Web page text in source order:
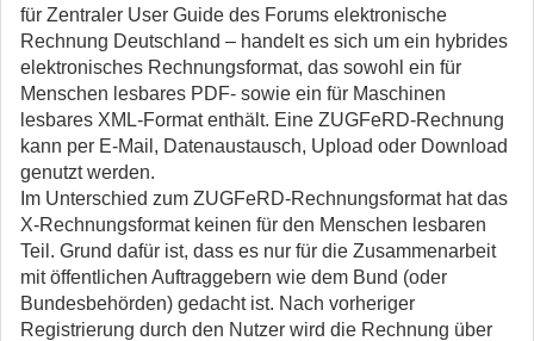
für Zentraler User Guide des Forums elektronische
Rechnung Deutschland – handelt es sich um ein hybrides
elektronisches Rechnungsformat, das sowohl ein für
Menschen lesbares PDF- sowie ein für Maschinen
lesbares XML-Format enthält. Eine ZUGFeRD-Rechnung
kann per E-Mail, Datenaustausch, Upload oder Download
genutzt werden.
Im Unterschied zum ZUGFeRD-Rechnungsformat hat das
X-Rechnungsformat keinen für den Menschen lesbaren
Teil. Grund dafür ist, dass es nur für die Zusammenarbeit
mit öffentlichen Auftraggebern wie dem Bund (oder
Bundesbehörden) gedacht ist. Nach vorheriger
Registrierung durch den Nutzer wird die Rechnung über